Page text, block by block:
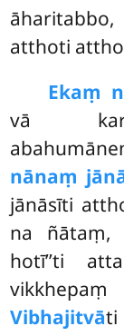
atthoti
Ekaṃ
vā
nānaṃ
jānāsīti
na ñātaṃ,
hotī’’ti
Vibhajitvāti